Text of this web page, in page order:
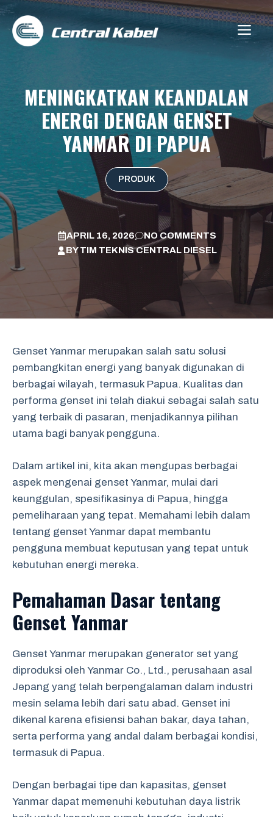
Skip
content
MENINGKATKAN KEANDALAN
ENERGI DENGAN GENSET
YANMAR DI PAPUA
PRODUK
APRIL 16, 2026
NO COMMENTS
BYTIM TEKNIS CENTRAL DIESEL
Genset Yanmar merupakan salah satu solusi
pembangkitan energi yang banyak digunakan di
berbagai wilayah, termasuk Papua. Kualitas dan
performa genset ini telah diakui sebagai salah satu
yang terbaik di pasaran, menjadikannya pilihan
utama bagi banyak pengguna.
Dalam artikel ini, kita akan mengupas berbagai
aspek mengenai genset Yanmar, mulai dari
keunggulan, spesifikasinya di Papua, hingga
pemeliharaan yang tepat. Memahami lebih dalam
tentang genset Yanmar dapat membantu
pengguna membuat keputusan yang tepat untuk
kebutuhan energi mereka.
Pemahaman Dasar tentang
Genset Yanmar
Genset Yanmar merupakan generator set yang
diproduksi oleh Yanmar Co., Ltd., perusahaan asal
Jepang yang telah berpengalaman dalam industri
mesin selama lebih dari satu abad. Genset ini
dikenal karena efisiensi bahan bakar, daya tahan,
serta performa yang andal dalam berbagai kondisi,
termasuk di Papua.
Dengan berbagai tipe dan kapasitas, genset
Yanmar dapat memenuhi kebutuhan daya listrik